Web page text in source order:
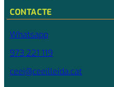
CONTACTE
Whatsapp
973 221 119
ceei@ceeilleida.cat